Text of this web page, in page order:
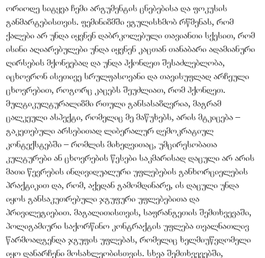
ორიოდე სიტყვა ჩემი არგუმენტის ცნებებისა და ფოკუსის
განმარტებისთვის. ფემინიზმში ვგულისხმობ რწმენას, რომ
ქალები არ უნდა იყვნენ დაბრკოლებული თავიანთი სქესით, რომ
ისინი აღიარებულები უნდა იყვნენ კაცთან თანაბარი ადამიანური
ღირსების მქონეებად და უნდა ჰქონდეთ შესაძლებლობა,
იცხოვრონ ისეთივე სრულფასოვანი და თავისუფლად არჩეული
ცხოვრებით, როგორც კაცებს შეუძლიათ, რომ ჰქონდეთ.
მულტიკულტურალიზმი რთული განსასაზღვრია, მაგრამ
ცალკეული ასპექტი, რომელიც მე მაწუხებს, არის მტკიცება –
გაკეთებული არსებითად ლიბერალურ დემოკრატიულ
კონტექსტებში – რომლის მიხედვითაც, უმცირესობათა
კულტურები ან ცხოვრების წესები საკმარისად დაცული არ არის
მათი წევრების ინდივიდუალური უფლებების განხორციელების
პრაქტიკით და, რომ, აქედან გამომდინარე, ის დაცული უნდა
იყოს განსაკუთრებული ჯგუფური უფლებებითა და
პრივილეგიებით. მაგალითისთვის, საფრანგეთის შემთხვევაში,
პოლიგამიური საქორწინო კონტრაქტის უფლება თვალნათლივ
წარმოადგენდა ჯგუფის უფლებას, რომელიც ხელმიუწვდომელი
იყო დანარჩენი მოსახლეობისთვის. სხვა შემთხვევებში,